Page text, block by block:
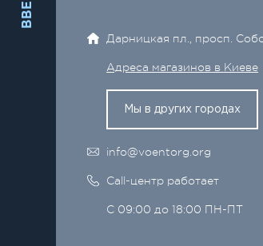
Дарницкая пл., просп.
Адреса магазинов в Киеве
Мы в других городах
info@voentorg.org
Call-центр работает
С 09:00 до 18:00 ПН-ПТ